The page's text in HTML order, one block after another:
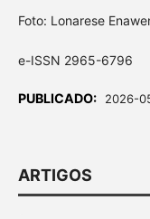
Foto: Lonarese
e-ISSN 2965-6796
PUBLICADO: 2026-
ARTIGOS